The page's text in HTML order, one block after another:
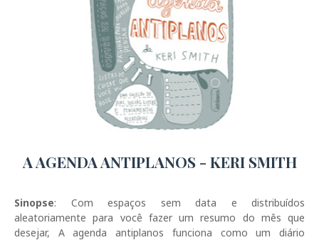
A AGENDA ANTIPLANOS - KERI SMITH
Sinopse: Com espaços sem data e distribuídos
aleatoriamente para você fazer um resumo do mês que
desejar, A agenda antiplanos funciona como um diário